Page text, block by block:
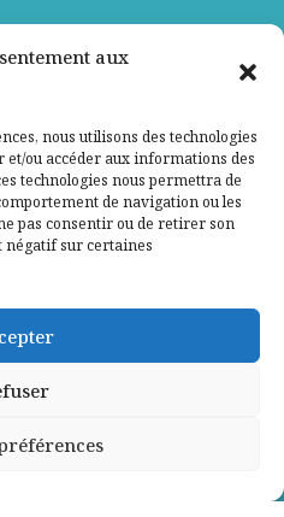
aux
nous utilisons des technologies
et/ou accéder aux informations des
technologies nous permettra de
de navigation ou les
pas consentir ou de retirer son
négatif sur certaines